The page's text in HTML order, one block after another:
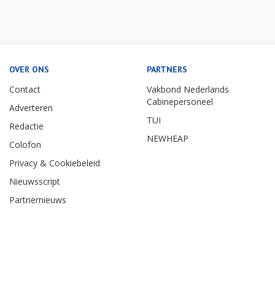
OVER ONS
Contact
Adverteren
Redactie
Colofon
Privacy & Cookiebeleid
Nieuwsscript
Partnernieuws
PARTNERS
Vakbond Nederlands
Cabinepersoneel
TUI
NEWHEAP